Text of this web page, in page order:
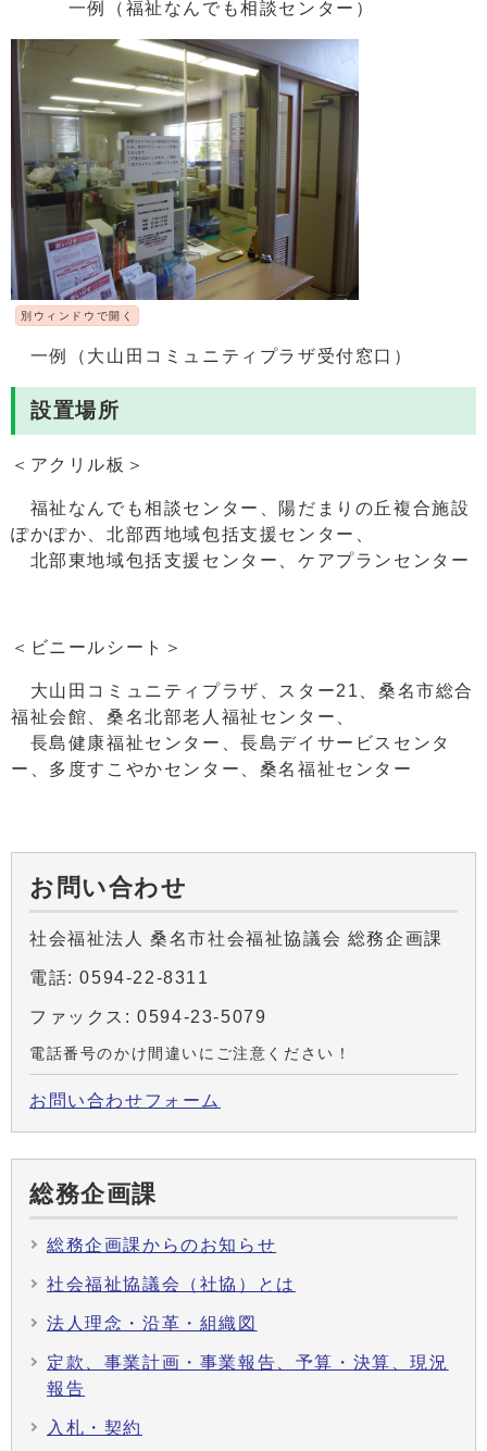
一例（福祉なんでも相談センター）
別ウィンドウで開く
一例（大山田コミュニティプラザ受付窓口）
設置場所
＜アクリル板＞
福祉なんでも相談センター、陽だまりの丘複合施設
ぽかぽか、北部西地域包括支援センター、
北部東地域包括支援センター、ケアプランセンター
＜ビニールシート＞
大山田コミュニティプラザ、スター21、桑名市総合
福祉会館、桑名北部老人福祉センター、
長島健康福祉センター、長島デイサービスセンタ
ー、多度すこやかセンター、桑名福祉センター
お問い合わせ
社会福祉法人 桑名市社会福祉協議会 総務企画課
電話: 0594-22-8311
ファックス: 0594-23-5079
電話番号のかけ間違いにご注意ください！
お問い合わせフォーム
総務企画課
総務企画課からのお知らせ
社会福祉協議会（社協）とは
法人理念・沿革・組織図
定款、事業計画・事業報告、予算・決算、現況
報告
入札・契約